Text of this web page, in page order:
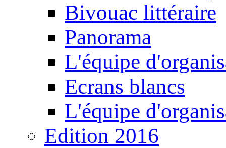
Bivouac littéraire
Panorama
L'équipe
Ecrans blancs
L'équipe
Edition 2016